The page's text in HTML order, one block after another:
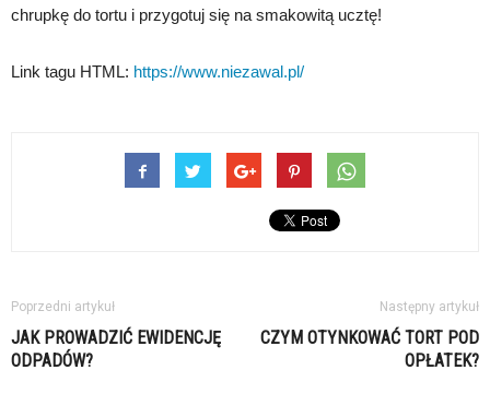
chrupkę do tortu i przygotuj się na smakowitą ucztę!
Link tagu HTML: https://www.niezawal.pl/
Poprzedni artykuł
JAK PROWADZIĆ EWIDENCJĘ
ODPADÓW?
Następny artykuł
CZYM OTYNKOWAĆ TORT POD
OPŁATEK?